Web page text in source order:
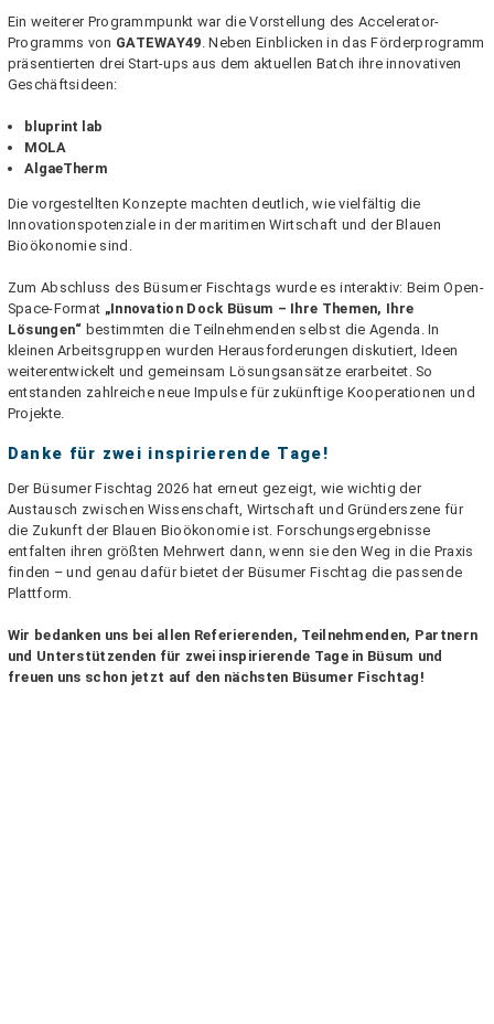
Ein weiterer Programmpunkt war die Vorstellung des Accelerator-
Programms von GATEWAY49. Neben Einblicken in das Förderprogramm
präsentierten drei Start-ups aus dem aktuellen Batch ihre innovativen
Geschäftsideen:
bluprint lab
MOLA
AlgaeTherm
Die vorgestellten Konzepte machten deutlich, wie vielfältig die
Innovationspotenziale in der maritimen Wirtschaft und der Blauen
Bioökonomie sind.
Zum Abschluss des Büsumer Fischtags wurde es interaktiv: Beim Open-
Space-Format „Innovation Dock Büsum – Ihre Themen, Ihre
Lösungen“ bestimmten die Teilnehmenden selbst die Agenda. In
kleinen Arbeitsgruppen wurden Herausforderungen diskutiert, Ideen
weiterentwickelt und gemeinsam Lösungsansätze erarbeitet. So
entstanden zahlreiche neue Impulse für zukünftige Kooperationen und
Projekte.
Danke für zwei inspirierende Tage!
Der Büsumer Fischtag 2026 hat erneut gezeigt, wie wichtig der
Austausch zwischen Wissenschaft, Wirtschaft und Gründerszene für
die Zukunft der Blauen Bioökonomie ist. Forschungsergebnisse
entfalten ihren größten Mehrwert dann, wenn sie den Weg in die Praxis
finden – und genau dafür bietet der Büsumer Fischtag die passende
Plattform.
Wir bedanken uns bei allen Referierenden, Teilnehmenden, Partnern
und Unterstützenden für zwei inspirierende Tage in Büsum und
freuen uns schon jetzt auf den nächsten Büsumer Fischtag!